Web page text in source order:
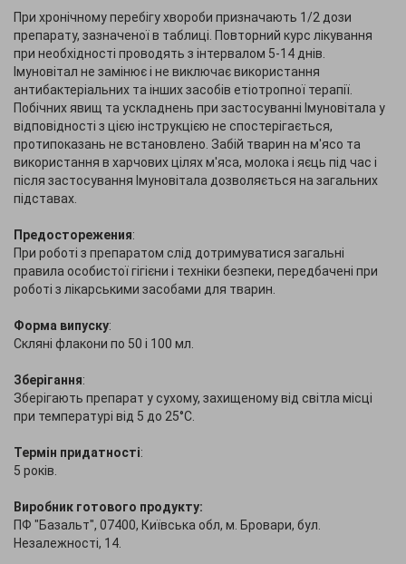
При хронічному перебігу хвороби призначають 1/2 дози
препарату, зазначеної в таблиці. Повторний курс лікування
при необхідності проводять з інтервалом 5-14 днів.
Імуновітал не замінює і не виключає використання
антибактеріальних та інших засобів етіотропної терапії.
Побічних явищ та ускладнень при застосуванні Імуновітала у
відповідності з цією інструкцією не спостерігається,
протипоказань не встановлено. Забій тварин на м'ясо та
використання в харчових цілях м'яса, молока і яєць під час і
після застосування Імуновітала дозволяється на загальних
підставах.
Предосторежения:
При роботі з препаратом слід дотримуватися загальні
правила особистої гігієни і техніки безпеки, передбачені при
роботі з лікарськими засобами для тварин.
Форма випуску:
Скляні флакони по 50 і 100 мл.
Зберігання:
Зберігають препарат у сухому, захищеному від світла місці
при температурі від 5 до 25°С.
Термін придатності:
5 років.
Виробник готового продукту:
ПФ "Базальт", 07400, Київська обл, м. Бровари, бул.
Незалежності, 14.